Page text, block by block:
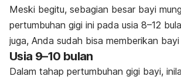
Meski begitu, sebagian besar bayi
pertumbuhan gigi ini pada usia 8–12
juga, Anda sudah bisa memberikan
Usia 9–10 bulan
Dalam tahap pertumbuhan gigi bayi,